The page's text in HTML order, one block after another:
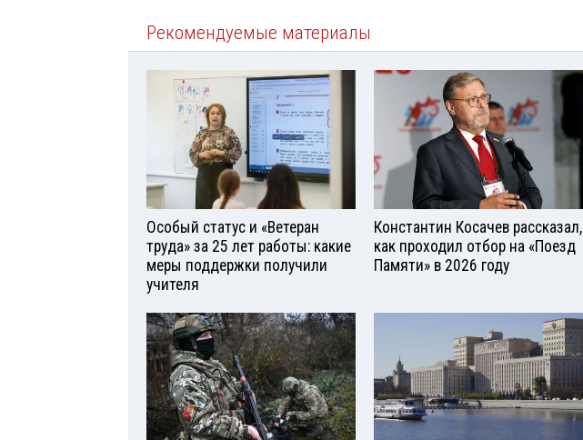
Рекомендуемые материалы
Особый статус и «Ветеран
труда» за 25 лет работы: какие
меры поддержки получили
учителя
Константин Косачев рассказал,
как проходил отбор на «Поезд
Памяти» в 2026 году